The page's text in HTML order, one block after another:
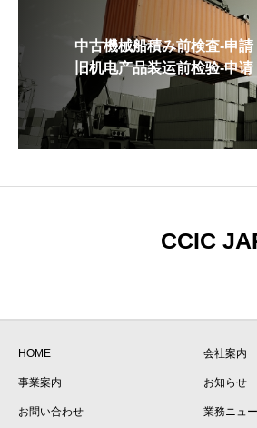
中古機械船積み前検査-申請
旧机电产品装运前检验-申请
CCIC
HOME 会社案内
事業案内 お知らせ
お問い合わせ 業務ニュ